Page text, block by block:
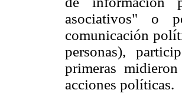
asociativos" o
comunicación
personas),
primeras
acciones políticas.